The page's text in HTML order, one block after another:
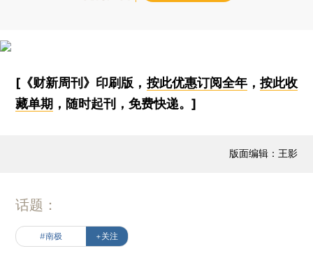
[《财新周刊》印刷版， 按此优惠订阅全年， 按此收
藏单期 ，随时起刊，免费快递。]
版面编辑：王影
话题：
#南极 +关注